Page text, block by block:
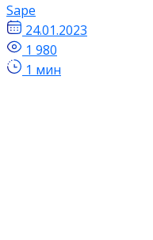
Sape
24.01.2023
1 980
1 мин